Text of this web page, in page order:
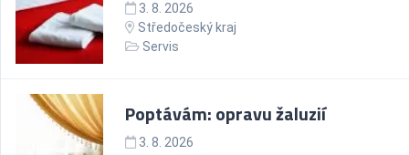
3. 8. 2026
Středočeský kraj
Servis
Poptávám: opravu žaluzií
3. 8. 2026